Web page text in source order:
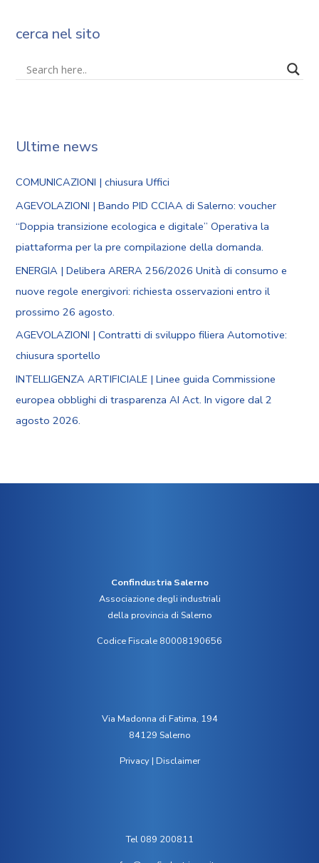
cerca nel sito
Ultime news
COMUNICAZIONI | chiusura Uffici
AGEVOLAZIONI | Bando PID CCIAA di Salerno: voucher
“Doppia transizione ecologica e digitale” Operativa la
piattaforma per la pre compilazione della domanda.
ENERGIA | Delibera ARERA 256/2026 Unità di consumo e
nuove regole energivori: richiesta osservazioni entro il
prossimo 26 agosto.
AGEVOLAZIONI | Contratti di sviluppo filiera Automotive:
chiusura sportello
INTELLIGENZA ARTIFICIALE | Linee guida Commissione
europea obblighi di trasparenza AI Act. In vigore dal 2
agosto 2026.
Confindustria Salerno
Associazione degli industriali
della provincia di Salerno
Codice Fiscale 80008190656
Via Madonna di Fatima, 194
84129 Salerno
Privacy| Disclaimer
Tel 089 200811